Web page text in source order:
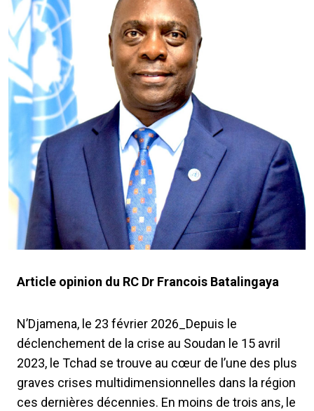
Article opinion du RC Dr Francois Batalingaya
N’Djamena, le 23 février 2026_Depuis le
déclenchement de la crise au Soudan le 15 avril
2023, le Tchad se trouve au cœur de l’une des plus
graves crises multidimensionnelles dans la région
ces dernières décennies. En moins de trois ans, le